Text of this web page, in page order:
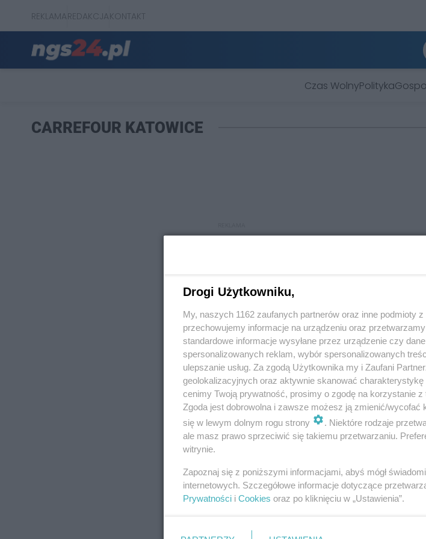
REKLAMAREDAKCJAKONTAKT
Czas WolnyPolityka
CARREFOUR KATOWICE
REKLAMA
Drogi Użytkowniku,
My, naszych 1162 zaufanych partnerów oraz inne podmioty
przechowujemy informacje na urządzeniu oraz
standardowe informacje wysyłane przez urządzenie czy
spersonalizowanych reklam, wybór spersonalizowanych
ulepszanie usług. Za zgodą Użytkownika my i Zaufani
geolokalizacyjnych oraz aktywnie skanować
cenimy Twoją prywatność, prosimy o zgodę na korzystanie z
Zgoda jest dobrowolna i zawsze możesz ją zmienić/
się w lewym dolnym rogu strony
. Niektóre rodzaje
ale masz prawo sprzeciwić się takiemu przetwarzaniu.
witrynie.
Zapoznaj się z poniższymi informacjami, abyś mógł
internetowych. Szczegółowe informacje dotyczące
Prywatności i Cookies oraz po kliknięciu w „Ustawienia”.